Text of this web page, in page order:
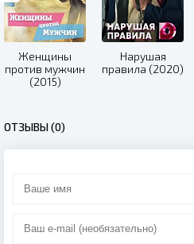
Женщины
против мужчин
(2015)
Нарушая
правила (2020)
ОТЗЫВЫ (0)